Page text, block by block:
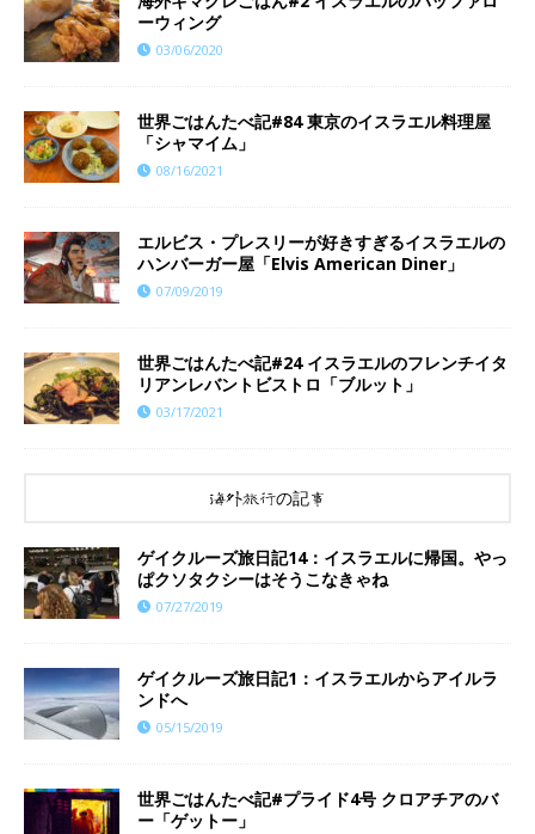
ーウィング
03/06/2020
世界ごはんたべ記#84 東京のイスラエル料理屋
「シャマイム」
08/16/2021
エルビス・プレスリーが好きすぎるイスラエルの
ハンバーガー屋「Elvis American Diner」
07/09/2019
世界ごはんたべ記#24 イスラエルのフレンチイタ
リアンレバントビストロ「ブルット」
03/17/2021
海外旅行の記事
ゲイクルーズ旅日記14：イスラエルに帰国。やっ
ぱクソタクシーはそうこなきゃね
07/27/2019
ゲイクルーズ旅日記1：イスラエルからアイルラ
ンドへ
05/15/2019
世界ごはんたべ記#プライド4号 クロアチアのバ
ー「ゲットー」